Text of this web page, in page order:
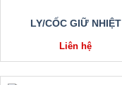
LY/CỐC GIỮ NHIỆT
Liên hệ